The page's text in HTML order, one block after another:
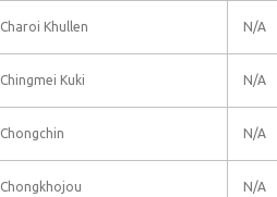
Charoi Khullen N/A
Chingmei Kuki N/A
Chongchin N/A
Chongkhojou N/A